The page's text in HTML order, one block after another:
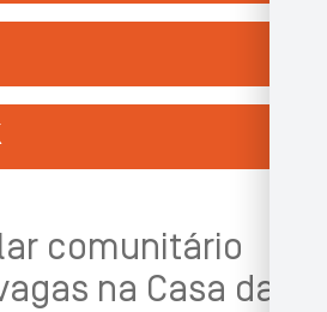
comunitário
na Casa da